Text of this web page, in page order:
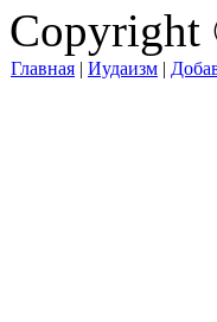
Главная | Иудаизм |